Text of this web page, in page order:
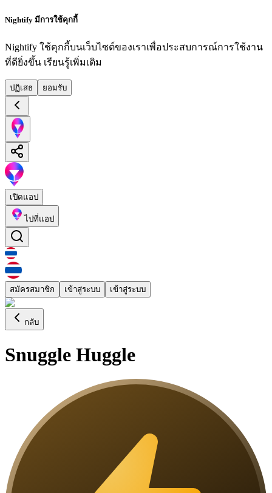
Nightify มีการใช้คุกกี้
Nightify ใช้คุกกี้บนเว็บไซต์ของเราเพื่อประสบการณ์การใช้งาน
ที่ดียิ่งขึ้น เรียนรู้เพิ่มเติม
ปฏิเสธ ยอมรับ
เปิดแอป
ไปที่แอป
สมัครสมาชิก เข้าสู่ระบบ เข้าสู่ระบบ
กลับ
Snuggle Huggle